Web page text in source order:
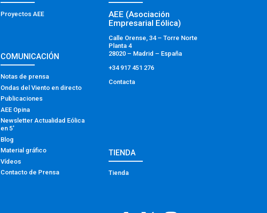
Proyectos AEE
COMUNICACIÓN
Notas de prensa
Ondas del Viento en directo
Publicaciones
AEE Opina
Newsletter Actualidad Eólica
en 5′
Blog
Material gráfico
Vídeos
Contacto de Prensa
AEE (Asociación
Empresarial Eólica)
Calle Orense, 34 – Torre Norte
Planta 4
28020 – Madrid – España
+34 917 451 276
Contacta
TIENDA
Tienda